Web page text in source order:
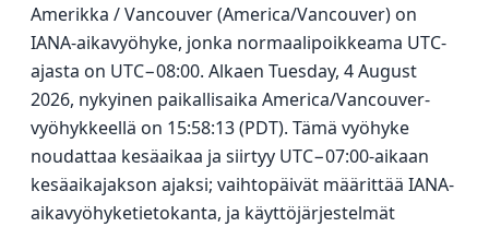
Amerikka / Vancouver (America/Vancouver) on
IANA-aikavyöhyke, jonka normaalipoikkeama UTC-
ajasta on UTC−08:00. Alkaen Tuesday, 4 August
2026, nykyinen paikallisaika America/Vancouver-
vyöhykkeellä on 15:58:13 (PDT). Tämä vyöhyke
noudattaa kesäaikaa ja siirtyy UTC−07:00-aikaan
kesäaikajakson ajaksi; vaihtopäivät määrittää IANA-
aikavyöhyketietokanta, ja käyttöjärjestelmät